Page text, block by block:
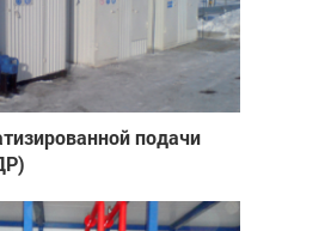
подачи